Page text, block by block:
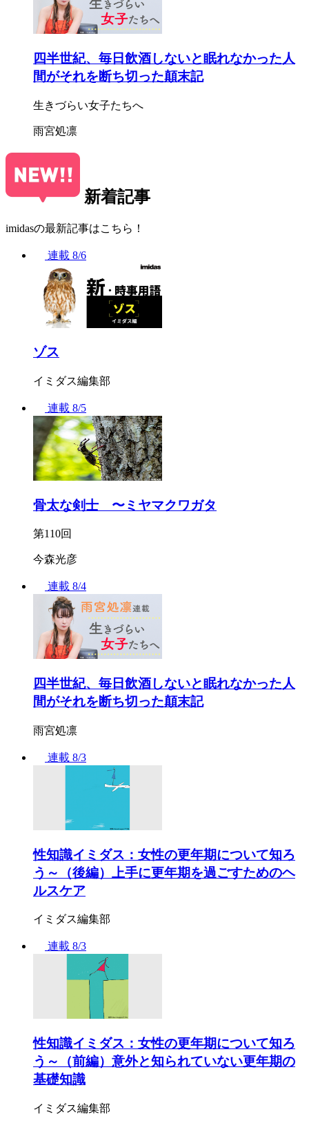
四半世紀、毎日飲酒しないと眠れなかった人
間がそれを断ち切った顛末記
生きづらい女子たちへ
雨宮処凛
新着記事
imidasの最新記事はこちら！
連載 8/6
ゾス
イミダス編集部
連載 8/5
骨太な剣士 〜ミヤマクワガタ
第110回
今森光彦
連載 8/4
四半世紀、毎日飲酒しないと眠れなかった人
間がそれを断ち切った顛末記
雨宮処凛
連載 8/3
性知識イミダス：女性の更年期について知ろ
う～（後編）上手に更年期を過ごすためのヘ
ルスケア
イミダス編集部
連載 8/3
性知識イミダス：女性の更年期について知ろ
う～（前編）意外と知られていない更年期の
基礎知識
イミダス編集部